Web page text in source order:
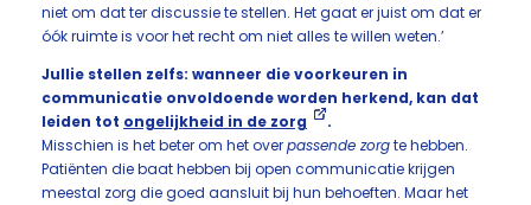
niet om dat ter discussie te stellen. Het gaat er juist om dat er
óók ruimte is voor het recht om niet alles te willen weten.’
Jullie stellen zelfs: wanneer die voorkeuren in
communicatie onvoldoende worden herkend, kan dat
leiden tot ongelijkheid in de zorg
.
Misschien is het beter om het overpassende zorgte hebben.
Patiënten die baat hebben bij open communicatie krijgen
meestal zorg die goed aansluit bij hun behoeften. Maar het